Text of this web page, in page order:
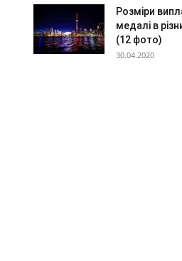
Розміри
медалі в
(12 фото)
30.04.2020